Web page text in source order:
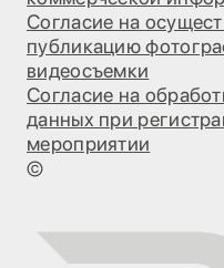
Согласие на
публикацию
видеосъемки
Согласие на
данных при
мероприятии
©